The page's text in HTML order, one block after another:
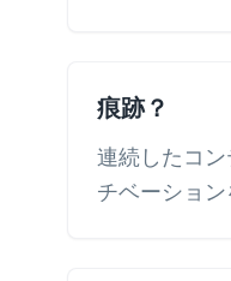
痕跡？
連続したコ
チベーション